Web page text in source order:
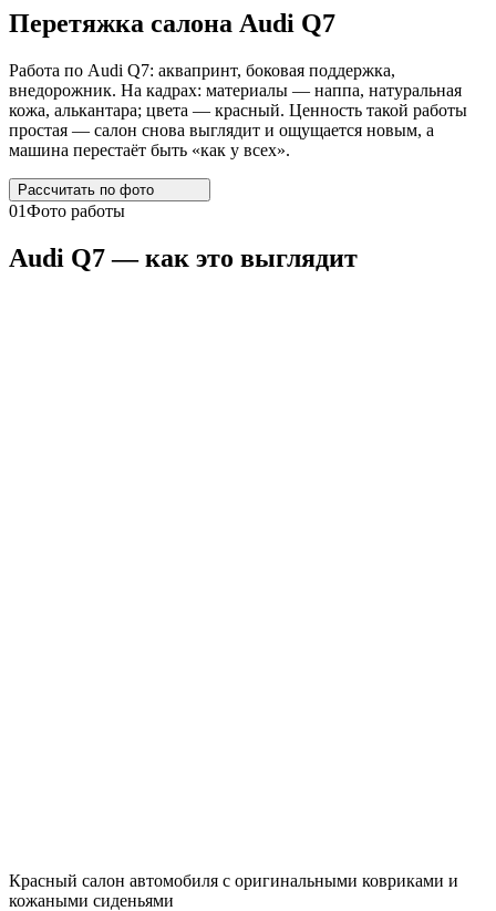
Перетяжка салона Audi Q7
Работа по Audi Q7: аквапринт, боковая поддержка,
внедорожник. На кадрах: материалы — наппа, натуральная
кожа, алькантара; цвета — красный. Ценность такой работы
простая — салон снова выглядит и ощущается новым, а
машина перестаёт быть «как у всех».
Рассчитать по фото
01Фото работы
Audi Q7— как это выглядит
Красный салон автомобиля с оригинальными ковриками и
кожаными сиденьями